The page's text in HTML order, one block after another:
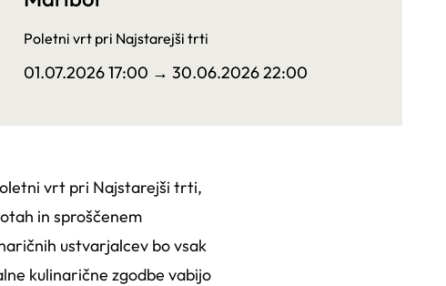
Poletni vrt pri Najstarejši trti
01.07.2026 17:00 → 30.06.2026 22:00
vrt pri Najstarejši trti,
in sproščenem
ustvarjalcev bo vsak
kulinarične zgodbe vabijo